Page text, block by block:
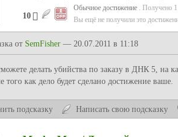
10
Обычное достижение . Получено
Вы ещё не получили это
от SemFisher — 20.07.2011 в 11:18
делать убийства по заказу в ДНК 5, на
того как дело будет сделано достижение ваше.
подсказку Написать свою подсказку